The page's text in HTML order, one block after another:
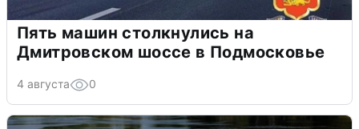
Пять машин столкнулись на
Дмитровском шоссе в Подмосковье
4 августа 0